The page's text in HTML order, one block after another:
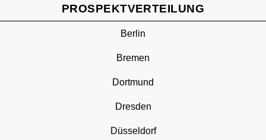
PROSPEKTVERTEILUNG
Berlin
Bremen
Dortmund
Dresden
Düsseldorf